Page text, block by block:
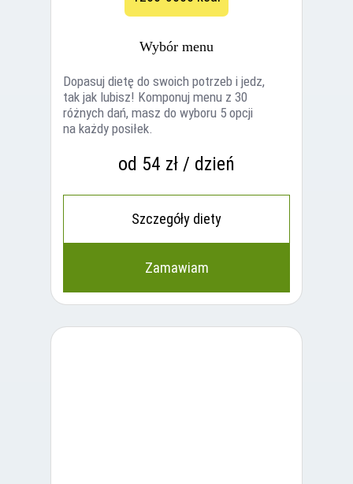
Wybór menu
Dopasuj dietę do swoich potrzeb i jedz,
tak jak lubisz! Komponuj menu z 30
różnych dań, masz do wyboru 5 opcji
na każdy posiłek.
od 54 zł / dzień
Szczegóły diety
Zamawiam